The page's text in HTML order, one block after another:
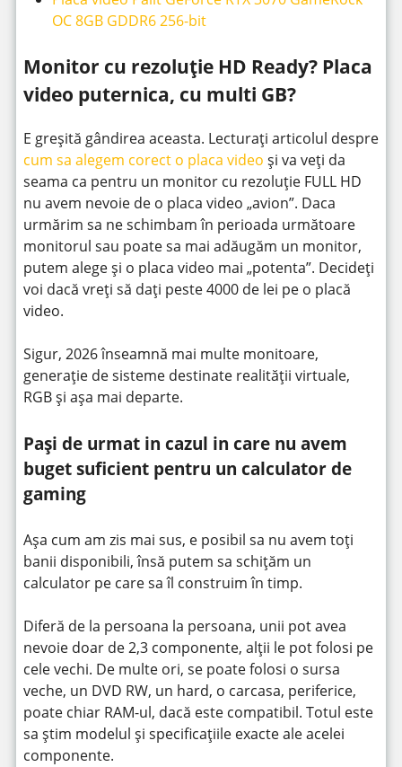
OC 8GB GDDR6 256-bit
Monitor cu rezoluție HD Ready? Placa
video puternica, cu multi GB?
E greșită gândirea aceasta. Lecturați articolul despre
cum sa alegem corect o placa video și va veți da
seama ca pentru un monitor cu rezoluție FULL HD
nu avem nevoie de o placa video „avion”. Daca
urmărim sa ne schimbam în perioada următoare
monitorul sau poate sa mai adăugăm un monitor,
putem alege și o placa video mai „potenta”. Decideți
voi dacă vreți să dați peste 4000 de lei pe o placă
video.
Sigur, 2026 înseamnă mai multe monitoare,
generație de sisteme destinate realității virtuale,
RGB și așa mai departe.
Pași de urmat in cazul in care nu avem
buget suficient pentru un calculator de
gaming
Așa cum am zis mai sus, e posibil sa nu avem toți
banii disponibili, însă putem sa schițăm un
calculator pe care sa îl construim în timp.
Diferă de la persoana la persoana, unii pot avea
nevoie doar de 2,3 componente, alții le pot folosi pe
cele vechi. De multe ori, se poate folosi o sursa
veche, un DVD RW, un hard, o carcasa, periferice,
poate chiar RAM-ul, dacă este compatibil. Totul este
sa știm modelul și specificațiile exacte ale acelei
componente.